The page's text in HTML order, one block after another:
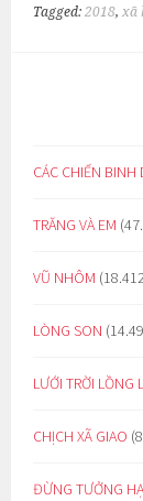
Tagged:2018,xã
CÁC CHIẾN BINH
TRĂNG VÀ EM
VŨ NHÔM
LÒNG SON
LƯỚI TRỜI LỒNG
CHỊCH XÃ GIAO
ĐỪNG TƯỞNG